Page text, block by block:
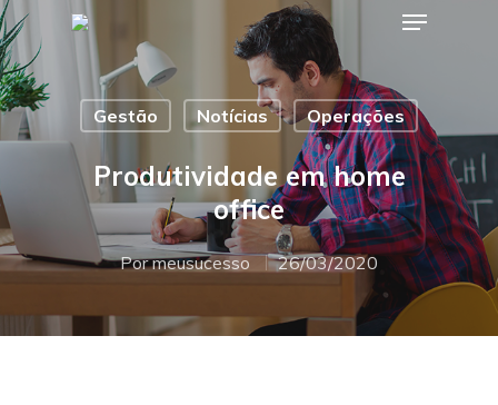
Hit enter to search or ESC to close
Gestão Notícias Operações
Produtividade em home
office
Pormeusucesso 26/03/2020